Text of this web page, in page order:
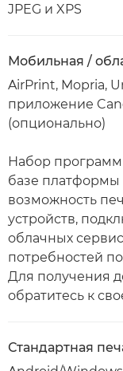
JPEG и XPS
Мобильная /
AirPrint, Mopria,
приложение
(опционально)
Набор
базе платформы
возможность
устройств,
облачных
потребностей
Для получения
обратитесь к
Стандартная